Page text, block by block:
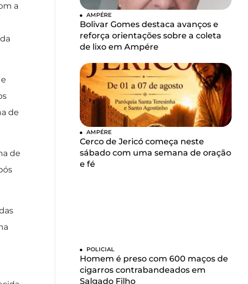
a
de
de
AMPÉRE
Bolivar Gomes destaca avanços e
reforça orientações sobre a coleta
de lixo em Ampére
AMPÉRE
Cerco de Jericó começa neste
sábado com uma semana de oração
e fé
POLICIAL
Homem é preso com 600 maços de
cigarros contrabandeados em
Salgado Filho